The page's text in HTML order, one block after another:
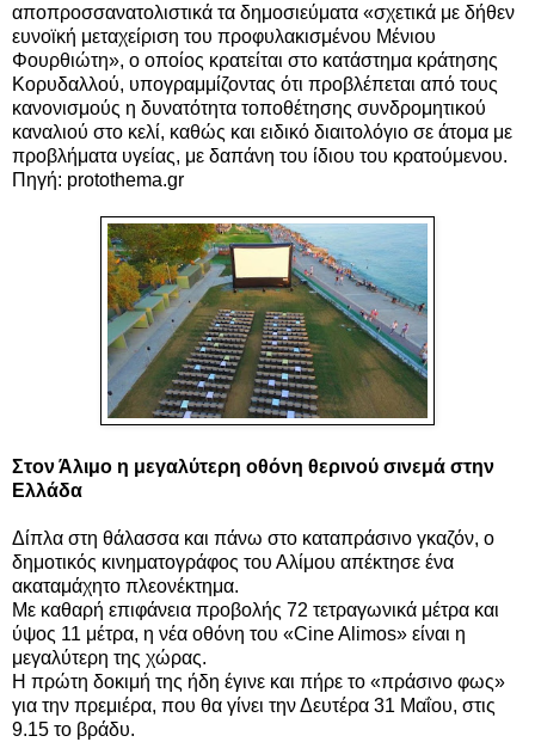
αποπροσσανατολιστικά τα δημοσιεύματα «σχετικά με δήθεν
ευνοϊκή μεταχείριση του προφυλακισμένου Μένιου
Φουρθιώτη», ο οποίος κρατείται στο κατάστημα κράτησης
Κορυδαλλού, υπογραμμίζοντας ότι προβλέπεται από τους
κανονισμούς η δυνατότητα τοποθέτησης συνδρομητικού
καναλιού στο κελί, καθώς και ειδικό διαιτολόγιο σε άτομα με
προβλήματα υγείας, με δαπάνη του ίδιου του κρατούμενου.
Πηγή: protothema.gr
Στον Άλιμο η μεγαλύτερη οθόνη θερινού σινεμά στην
Ελλάδα
Δίπλα στη θάλασσα και πάνω στο καταπράσινο γκαζόν, ο
δημοτικός κινηματογράφος του Αλίμου απέκτησε ένα
ακαταμάχητο πλεονέκτημα.
Με καθαρή επιφάνεια προβολής 72 τετραγωνικά μέτρα και
ύψος 11 μέτρα, η νέα οθόνη του «Cine Alimos» είναι η
μεγαλύτερη της χώρας.
Η πρώτη δοκιμή της ήδη έγινε και πήρε το «πράσινο φως»
για την πρεμιέρα, που θα γίνει την Δευτέρα 31 Μαΐου, στις
9.15 το βράδυ.